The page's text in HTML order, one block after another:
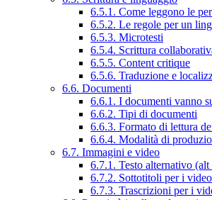
6.5.1. Come leggono le
6.5.2. Le regole per un
6.5.3. Microtesti
6.5.4. Scrittura
6.5.5. Content critique
6.5.6. Traduzione e
6.6. Documenti
6.6.1. I documenti vanno
6.6.2. Tipi di documenti
6.6.3. Formato di lettura
6.6.4. Modalità di
6.7. Immagini e video
6.7.1. Testo alternativo
6.7.2. Sottotitoli per i video
6.7.3. Trascrizioni per i